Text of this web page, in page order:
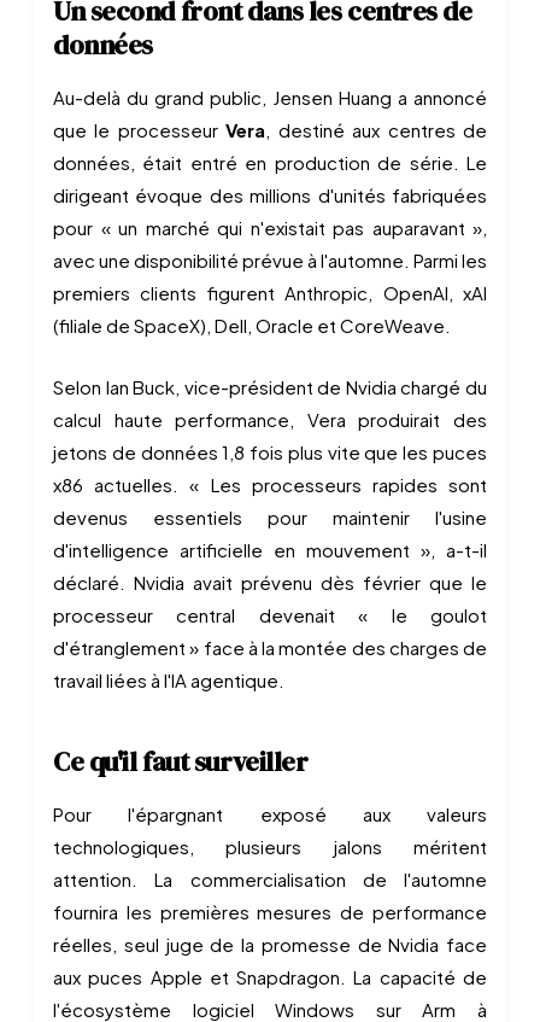
Un second front dans les centres de
données
Au-delà du grand public, Jensen Huang a annoncé
que le processeurVera, destiné aux centres de
données, était entré en production de série. Le
dirigeant évoque des millions d'unités fabriquées
pour « un marché qui n'existait pas auparavant »,
avec une disponibilité prévue à l'automne. Parmi les
premiers clients figurent Anthropic, OpenAI, xAI
(filiale de SpaceX), Dell, Oracle et CoreWeave.
Selon Ian Buck, vice-président de Nvidia chargé du
calcul haute performance, Vera produirait des
jetons de données 1,8 fois plus vite que les puces
x86 actuelles. « Les processeurs rapides sont
devenus essentiels pour maintenir l'usine
d'intelligence artificielle en mouvement », a-t-il
déclaré. Nvidia avait prévenu dès février que le
processeur central devenait « le goulot
d'étranglement » face à la montée des charges de
travail liées à l'IA agentique.
Ce qu'il faut surveiller
Pour l'épargnant exposé aux valeurs
technologiques, plusieurs jalons méritent
attention. La commercialisation de l'automne
fournira les premières mesures de performance
réelles, seul juge de la promesse de Nvidia face
aux puces Apple et Snapdragon. La capacité de
l'écosystème logiciel Windows sur Arm à